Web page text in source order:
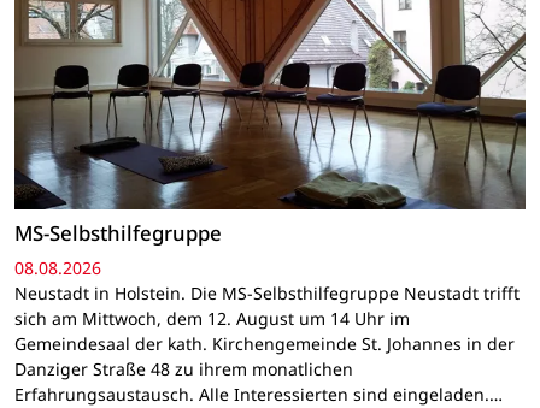
MS-Selbsthilfegruppe
08.08.2026
Neustadt in Holstein. Die MS-Selbsthilfegruppe Neustadt trifft
sich am Mittwoch, dem 12. August um 14 Uhr im
Gemeindesaal der kath. Kirchengemeinde St. Johannes in der
Danziger Straße 48 zu ihrem monatlichen
Erfahrungsaustausch. Alle Interessierten sind eingeladen.…